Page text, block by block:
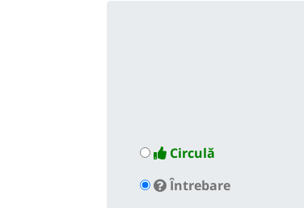
Circulă
Întrebare